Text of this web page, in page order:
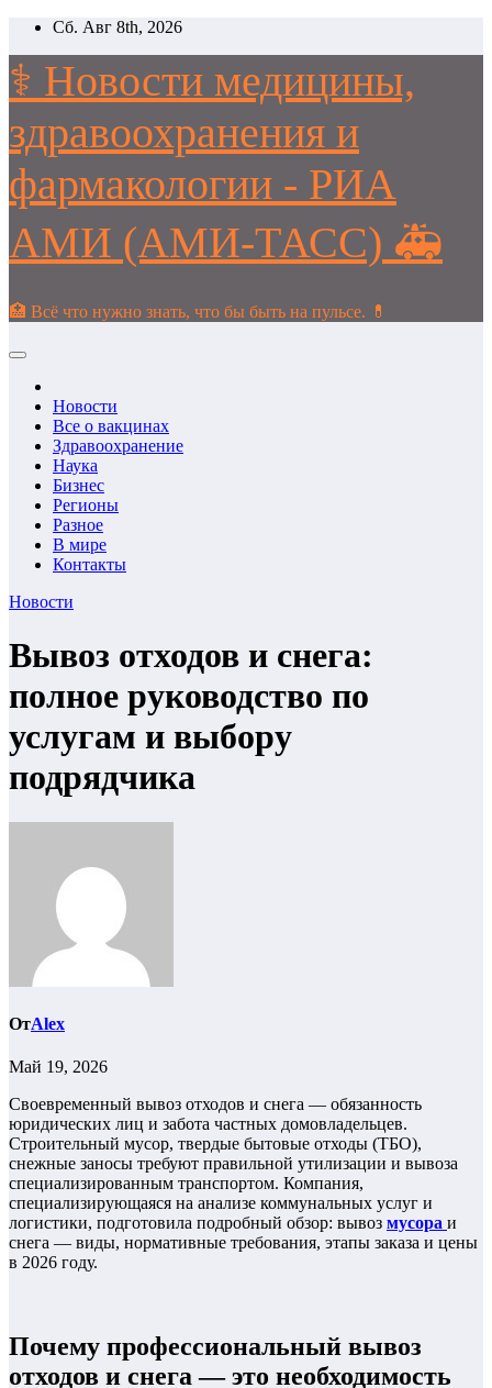
Перейти
содержимому
Сб. Авг 8th, 2026
⚕️ Новости медицины,
здравоохранения и
фармакологии - РИА
АМИ (АМИ-ТАСС) 🚑
🏥 Всё что нужно знать, что бы быть на пульсе. 💊
Новости
Все о вакцинах
Здравоохранение
Наука
Бизнес
Регионы
Разное
В мире
Контакты
Новости
Вывоз отходов и снега:
полное руководство по
услугам и выбору
подрядчика
ОтAlex
Май 19, 2026
Своевременный вывоз отходов и снега — обязанность
юридических лиц и забота частных домовладельцев.
Строительный мусор, твердые бытовые отходы (ТБО),
снежные заносы требуют правильной утилизации и вывоза
специализированным транспортом. Компания,
специализирующаяся на анализе коммунальных услуг и
логистики, подготовила подробный обзор: вывоз мусора и
снега — виды, нормативные требования, этапы заказа и цены
в 2026 году.
Почему профессиональный вывоз
отходов и снега — это необходимость